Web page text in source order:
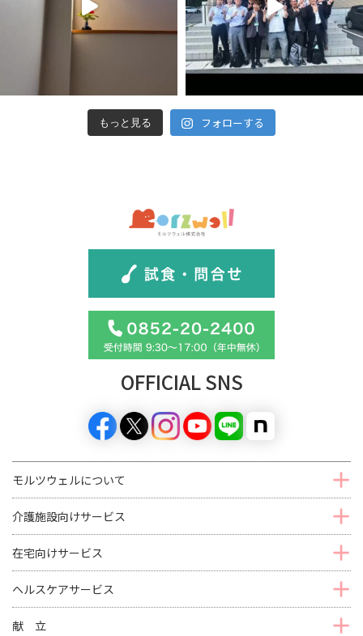
もっと見る フォローする
OFFICIAL SNS
モルツウェルについて
介護施設向けサービス
在宅向けサービス
ヘルスケアサービス
献 立